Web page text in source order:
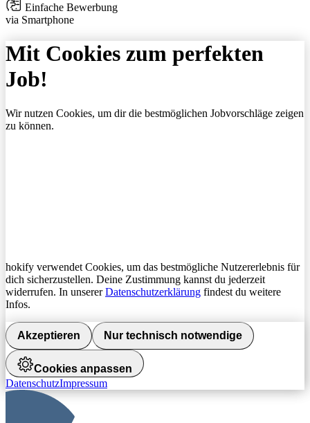
Einfache Bewerbung
via Smartphone
Mit Cookies zum perfekten
Job!
Wir nutzen Cookies, um dir die bestmöglichen Jobvorschläge zeigen
zu können.
hokify verwendet Cookies, um das bestmögliche Nutzererlebnis für
dich sicherzustellen. Deine Zustimmung kannst du jederzeit
widerrufen. In unsererDatenschutzerklärung findest du weitere
Infos.
Akzeptieren Nur technisch notwendige
Cookies anpassen
DatenschutzImpressum